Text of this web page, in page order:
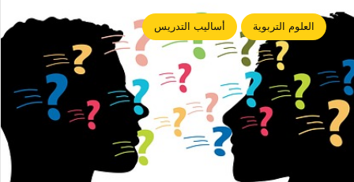
العلوم التربوية أساليب التدريس